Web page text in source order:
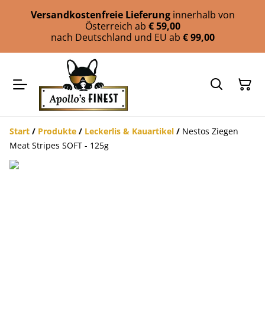
Versandkostenfreie Lieferung innerhalb von
Österreich ab € 59,00
nach Deutschland und EU ab € 99,00
Start / Produkte / Leckerlis & Kauartikel / Nestos Ziegen
Meat Stripes SOFT - 125g